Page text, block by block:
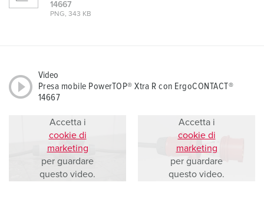
14667
PNG, 343 KB
Video
Presa mobile PowerTOP® Xtra R con ErgoCONTACT®
14667
Accetta i
cookie di
marketing
per guardare
questo video.
Accetta i
cookie di
marketing
per guardare
questo video.